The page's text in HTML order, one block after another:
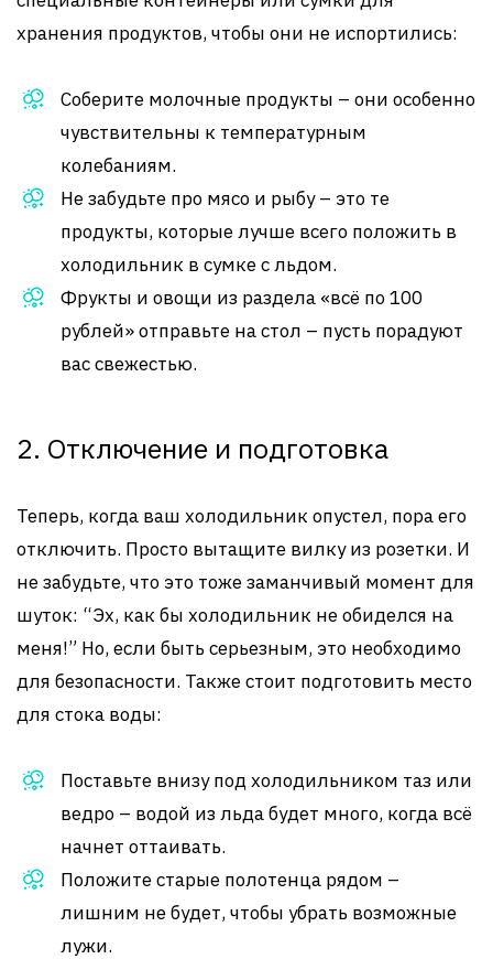
хранения продуктов, чтобы они не испортились:
Соберите молочные продукты – они особенно
чувствительны к температурным
колебаниям.
Не забудьте про мясо и рыбу – это те
продукты, которые лучше всего положить в
холодильник в сумке с льдом.
Фрукты и овощи из раздела «всё по 100
рублей» отправьте на стол – пусть порадуют
вас свежестью.
2. Отключение и подготовка
Теперь, когда ваш холодильник опустел, пора его
отключить. Просто вытащите вилку из розетки. И
не забудьте, что это тоже заманчивый момент для
шуток: “Эх, как бы холодильник не обиделся на
меня!” Но, если быть серьезным, это необходимо
для безопасности. Также стоит подготовить место
для стока воды:
Поставьте внизу под холодильником таз или
ведро – водой из льда будет много, когда всё
начнет оттаивать.
Положите старые полотенца рядом –
лишним не будет, чтобы убрать возможные
лужи.